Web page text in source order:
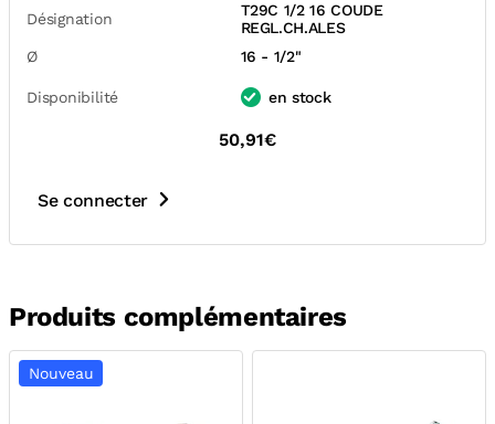
Désignation
T29C 1/2 16 COUDE
REGL.CH.ALES
Ø
16 - 1/2"
Disponibilité en stock
50,91€
Se connecter
Produits complémentaires
Nouveau